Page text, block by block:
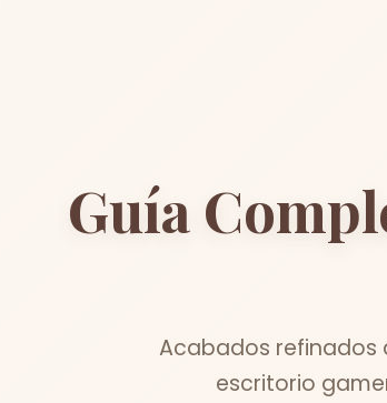
Guía
Acabados refinados
escritorio